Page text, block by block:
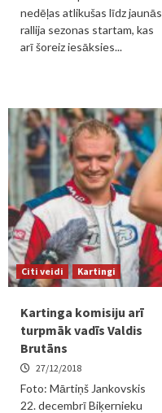
nedēļas atlikušas līdz jaunās
rallija sezonas startam, kas
arī šoreiz iesāksies...
Citi veidi Kartingi
Kartinga komisiju arī
turpmāk vadīs Valdis
Brutāns
27/12/2018
Foto: Mārtiņš Jankovskis
22. decembrī Biķernieku